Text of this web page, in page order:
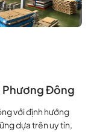
Phương Đông
với định hướng
dựa trên uy tín,